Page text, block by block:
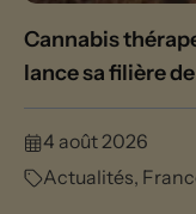
Cannabis
lance sa filière
4 août 2026
Actualités,